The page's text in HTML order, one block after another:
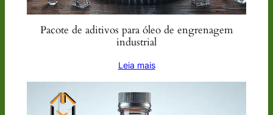
Pacote de aditivos para óleo de engrenagem
industrial
Leia mais